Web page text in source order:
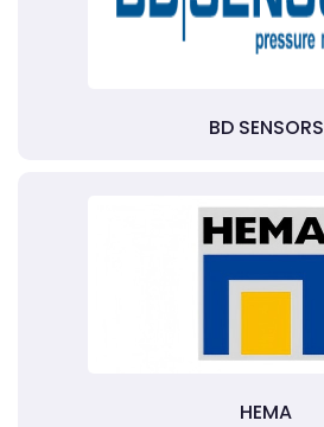
BD SENSORS
HEMA